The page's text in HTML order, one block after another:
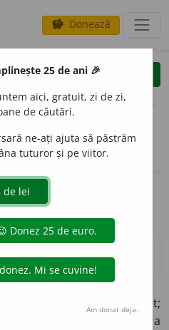
savings Donează
clear
opțiuni
(50)
) care nu este bine lămurit;
2. nesigur, neprecis. ♦ a
25 de ani 🎉
aici, gratuit, zi de zi,
de căutări.
ne-ați ajuta să păstrăm
tuturor și pe viitor.
Am donat deja.